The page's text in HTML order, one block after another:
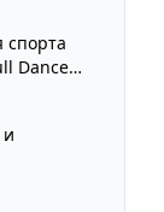
спорта
Dance